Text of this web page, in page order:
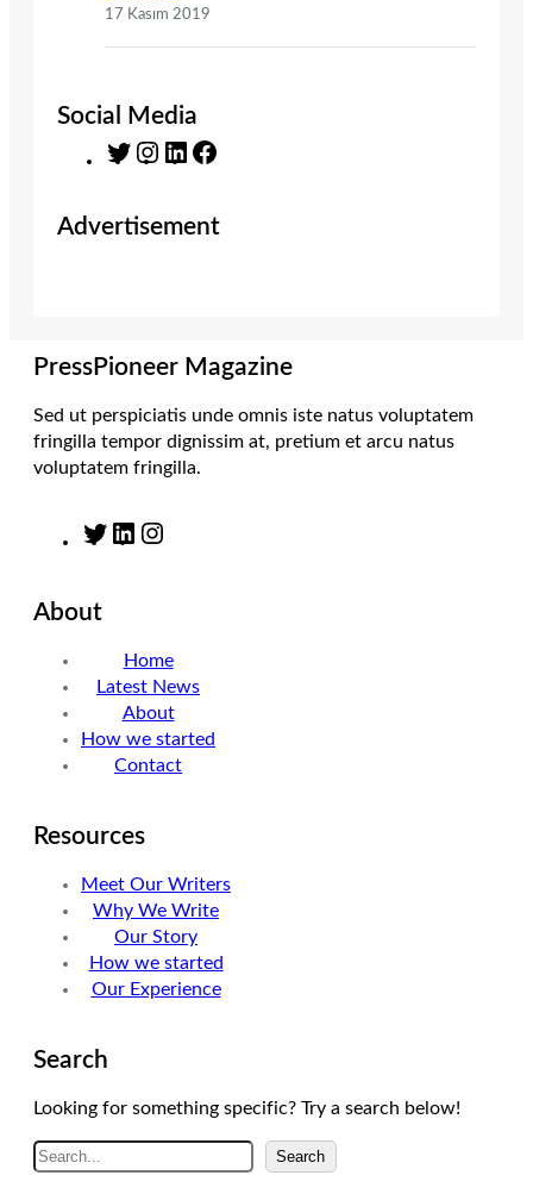
17 Kasım 2019
Social Media
T
t
t
m
L
k
e
Advertisement
PressPioneer Magazine
Sed ut perspiciatis unde omnis iste natus voluptatem
fringilla tempor dignissim at, pretium et arcu natus
voluptatem fringilla.
T
r
L
d
I
n
g
r
a
m
About
Home
Latest News
About
How we started
Contact
Resources
Meet Our Writers
Why We Write
Our Story
How we started
Our Experience
Search
Looking for something specific? Try a search below!
A
r
Search